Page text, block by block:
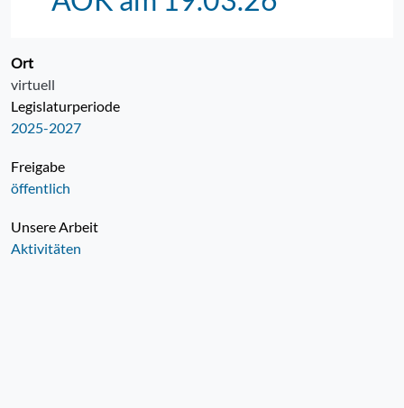
Ort
virtuell
Legislaturperiode
2025-2027
Freigabe
öffentlich
Unsere Arbeit
Aktivitäten